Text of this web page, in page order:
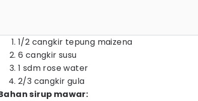
1/2 cangkir tepung maizena
6 cangkir susu
1 sdm rose water
2/3 cangkir gula
sirup mawar: